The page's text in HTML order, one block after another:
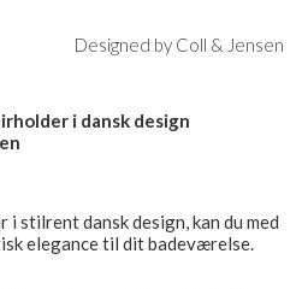
Designed by Coll & Jensen
i dansk design
stilrent dansk design, kan du med
elegance til dit badeværelse.